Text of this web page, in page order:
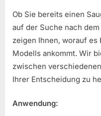
Ob Sie bereits einen
auf der Suche nach
zeigen Ihnen, worauf
Modells ankommt. Wir
zwischen
Ihrer Entscheidung zu
Anwendung: